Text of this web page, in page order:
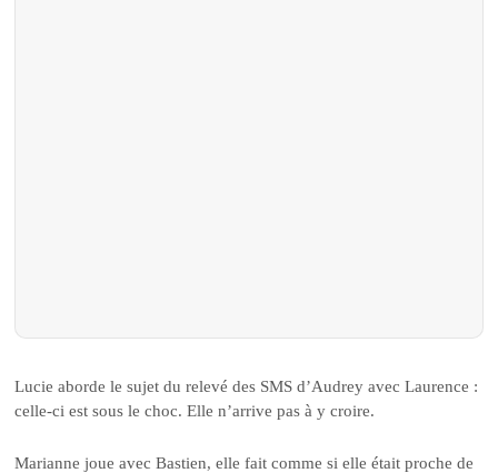
Lucie aborde le sujet du relevé des SMS d’Audrey avec Laurence :
celle-ci est sous le choc. Elle n’arrive pas à y croire.
Marianne joue avec Bastien, elle fait comme si elle était proche de